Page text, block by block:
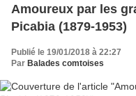
Amoureux par les
Picabia (1879-1953)
Publié le 19/01/2018 à 22:27
Par Balades comtoises